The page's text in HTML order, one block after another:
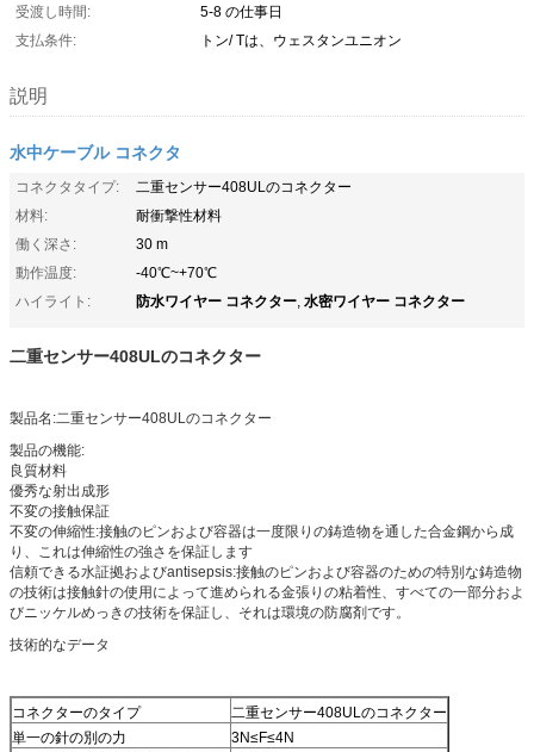
受渡し時間:
5-8 の仕事日
支払条件:
トン/ Tは、ウェスタンユニオン
説明
水中ケーブル コネクタ
コネクタタイプ:
二重センサー408ULのコネクター
材料:
耐衝撃性材料
働く深さ:
30 m
動作温度:
-40℃~+70℃
ハイライト:
防水ワイヤー コネクター, 水密ワイヤー コネクター
二重センサー408ULのコネクター
製品名:二重センサー408ULのコネクター
製品の機能:
良質材料
優秀な射出成形
不変の接触保証
不変の伸縮性:接触のピンおよび容器は一度限りの鋳造物を通した合金鋼から成
り、これは伸縮性の強さを保証します
信頼できる水証拠およびantisepsis:接触のピンおよび容器のための特別な鋳造物
の技術は接触針の使用によって進められる金張りの粘着性、すべての一部分およ
びニッケルめっきの技術を保証し、それは環境の防腐剤です。
技術的なデータ
コネクターのタイプ
二重センサー408ULのコネクター
単一の針の別の力
3N≤F≤4N